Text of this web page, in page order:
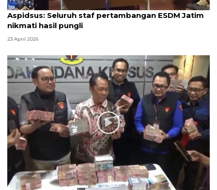
Aspidsus: Seluruh staf pertambangan ESDM Jatim
nikmati hasil pungli
23 April 2026